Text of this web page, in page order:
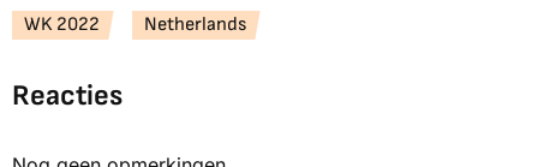
WK 2022 Netherlands
Reacties